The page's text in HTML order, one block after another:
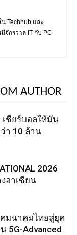
Techhub และ
จักรวาล IT กับ PC
AUTHOR
ชียร์บอลให้มัน
า 10 ล้าน
2026
อาเซียน
มนาคมไทยสู่ยุค
5G-Advanced